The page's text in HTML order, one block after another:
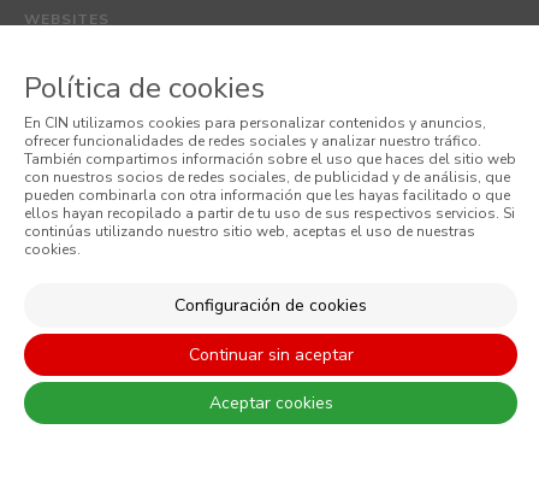
WEBSITES
VALENTINE
PERFORMANCE COATINGS
Las diferencias entre los colores reales y los que se muestran en los
precisa, CIN recomienda hacer una prueba de color antes de cualquier
Política de cookies
En CIN utilizamos cookies para personalizar contenidos y anuncios,
ofrecer funcionalidades de redes sociales y analizar nuestro tráfico.
También compartimos información sobre el uso que haces del sitio web
con nuestros socios de redes sociales, de publicidad y de análisis, que
pueden combinarla con otra información que les hayas facilitado o que
ellos hayan recopilado a partir de tu uso de sus respectivos servicios. Si
continúas utilizando nuestro sitio web, aceptas el uso de nuestras
cookies.
Configuración de cookies
Continuar sin aceptar
Aceptar cookies